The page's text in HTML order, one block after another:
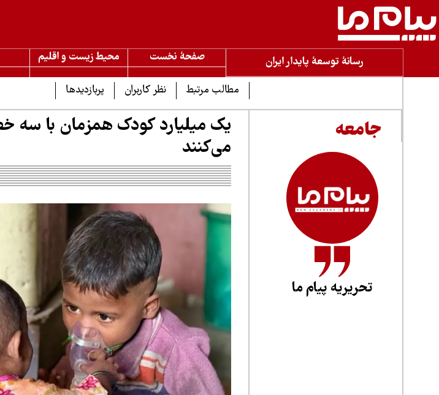
رسانۀ توسعۀ پایدار ایران صفحۀ نخست محیط زیست و اقلیم
مطالب مرتبط
نظر کاربران پربازدیدها
جامعه
تحریریه پیام ما
یک میلیارد کودک همزمان با سه
می‌کنند